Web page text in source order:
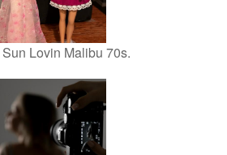
Lovin Malibu 70s.